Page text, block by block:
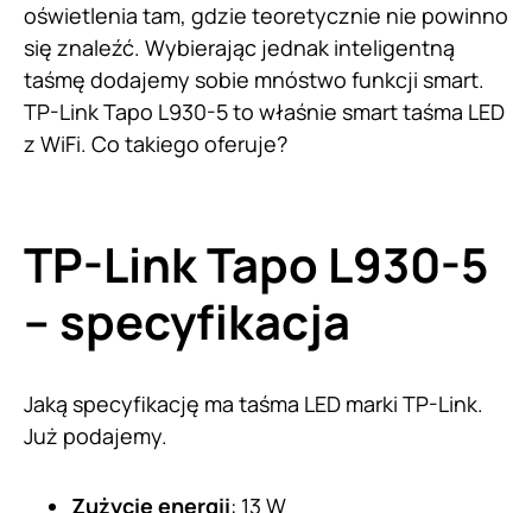
oświetlenia tam, gdzie teoretycznie nie powinno
się znaleźć. Wybierając jednak inteligentną
taśmę dodajemy sobie mnóstwo funkcji smart.
TP-Link Tapo L930-5 to właśnie smart taśma LED
z WiFi. Co takiego oferuje?
TP-Link Tapo L930-5
– specyfikacja
Jaką specyfikację ma taśma LED marki TP-Link.
Już podajemy.
Zużycie energii: 13 W